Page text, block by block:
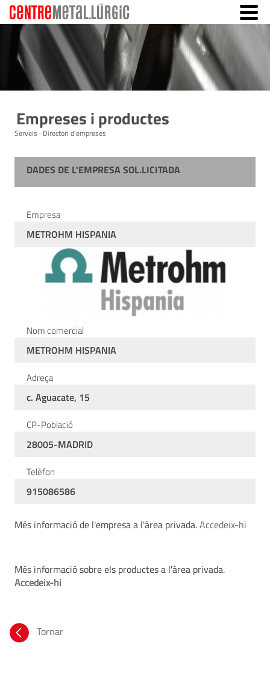
Empreses i productes
Serveis · Directori d'empreses
DADES DE L'EMPRESA SOL.LICITADA
Empresa
METROHM HISPANIA
Nom comercial
METROHM HISPANIA
Adreça
c. Aguacate, 15
CP-Població
28005-MADRID
Telèfon
915086586
Més informació de l'empresa a l'àrea privada.Accedeix-hi
Més informació sobre els productes a l'àrea privada.
Accedeix-hi
Tornar